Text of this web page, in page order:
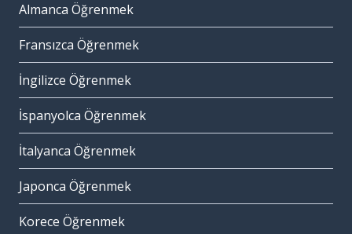
Almanca Öğrenmek
Fransızca Öğrenmek
İngilizce Öğrenmek
İspanyolca Öğrenmek
İtalyanca Öğrenmek
Japonca Öğrenmek
Korece Öğrenmek